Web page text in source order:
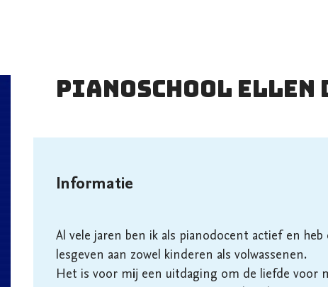
Pianoschool Ellen
Informatie
Al vele jaren ben ik als pianodocent actief en
lesgeven aan zowel kinderen als volwassenen.
Het is voor mij een uitdaging om de liefde voor